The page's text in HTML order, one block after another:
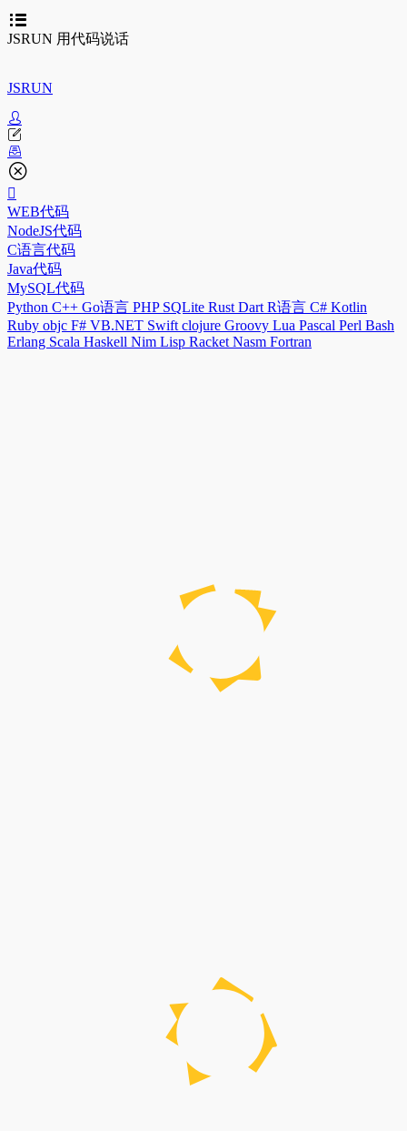
JSRUN 用代码说话
JSRUN
WEB代码
NodeJS代码
C语言代码
Java代码
MySQL代码
Python C++ Go语言 PHP SQLite Rust Dart R语言 C# Kotlin
Ruby objc F# VB.NET Swift clojure Groovy Lua Pascal Perl Bash
Erlang Scala Haskell Nim Lisp Racket Nasm Fortran